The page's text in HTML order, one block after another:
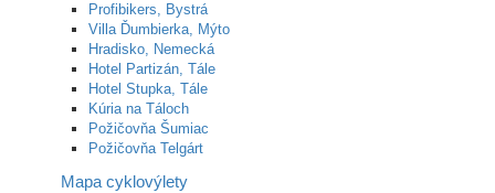
Profibikers, Bystrá
Villa Ďumbierka, Mýto
Hradisko, Nemecká
Hotel Partizán, Tále
Hotel Stupka, Tále
Kúria na Táloch
Požičovňa Šumiac
Požičovňa Telgárt
Mapa cyklovýlety